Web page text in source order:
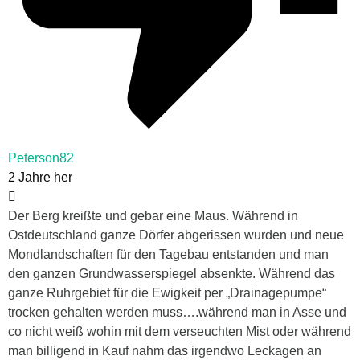
Peterson82
2 Jahre her
Der Berg kreißte und gebar eine Maus. Während in
Ostdeutschland ganze Dörfer abgerissen wurden und neue
Mondlandschaften für den Tagebau entstanden und man
den ganzen Grundwasserspiegel absenkte. Während das
ganze Ruhrgebiet für die Ewigkeit per „Drainagepumpe“
trocken gehalten werden muss….während man in Asse und
co nicht weiß wohin mit dem verseuchten Mist oder während
man billigend in Kauf nahm das irgendwo Leckagen an